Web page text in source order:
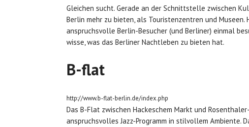
Gleichen sucht. Gerade an der Schnittstelle zwischen
Berlin mehr zu bieten, als Touristenzentren und
anspruchsvolle Berlin-Besucher (und Berliner) einmal
wisse, was das Berliner Nachtleben zu bieten hat.
B-flat
http://www.b-flat-berlin.de/index.php
Das B-Flat zwischen Hackeschem Markt und
anspruchsvolles Jazz-Programm in stilvollem Ambiente.